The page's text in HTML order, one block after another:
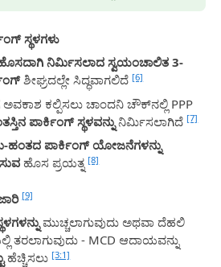
ಸ್ಥಳಗಳು
ನಿರ್ಮಿಸಲಾದ ಸ್ವಯಂಚಾಲಿತ 3-
ಶೀಘ್ರದಲ್ಲೇ ಸಿದ್ಧವಾಗಲಿದೆ [6]
ಅವಕಾಶ ಕಲ್ಪಿಸಲು ಚಾಂದನಿ ಚೌಕ್‌ನಲ್ಲಿ PPP
ಪಾರ್ಕಿಂಗ್ ಸ್ಥಳವನ್ನುನಿರ್ಮಿಸಲಾಗಿದೆ [7]
ಪಾರ್ಕಿಂಗ್ ಯೋಜನೆಗಳನ್ನು
ಹೊಸ ಪ್ರಯತ್ನ [8]
[9]
ಮುಚ್ಚಲಾಗುವುದು ಅಥವಾ ದೆಹಲಿ
ತರಲಾಗುವುದು - MCD ಆದಾಯವನ್ನು
ಹೆಚ್ಚಿಸಲು [3:1]